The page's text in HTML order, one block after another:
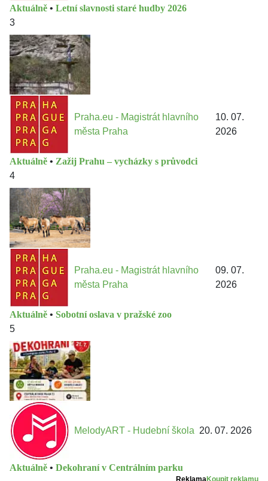
Aktuálně • Letní slavnosti staré hudby 2026
3
Praha.eu - Magistrát hlavního
města Praha
10. 07.
2026
Aktuálně • Zažij Prahu – vycházky s průvodci
4
Praha.eu - Magistrát hlavního
města Praha
09. 07.
2026
Aktuálně • Sobotní oslava v pražské zoo
5
MelodyART - Hudební škola 20. 07. 2026
Aktuálně • Dekohraní v Centrálním parku